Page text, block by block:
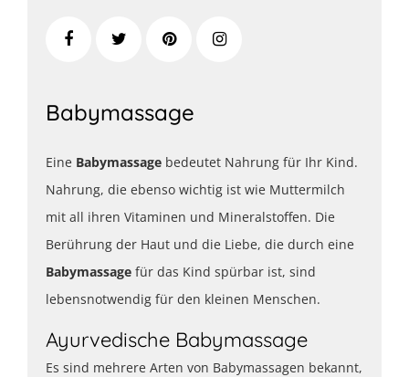
Babymassage
Eine Babymassage bedeutet Nahrung für Ihr Kind.
Nahrung, die ebenso wichtig ist wie Muttermilch
mit all ihren Vitaminen und Mineralstoffen. Die
Berührung der Haut und die Liebe, die durch eine
Babymassage für das Kind spürbar ist, sind
lebensnotwendig für den kleinen Menschen.
Ayurvedische Babymassage
Es sind mehrere Arten von Babymassagen bekannt,